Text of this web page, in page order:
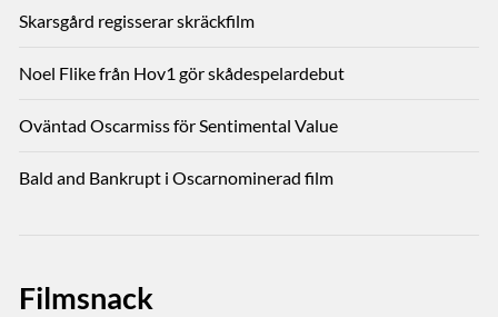
Skarsgård regisserar skräckfilm
Noel Flike från Hov1 gör skådespelardebut
Oväntad Oscarmiss för Sentimental Value
Bald and Bankrupt i Oscarnominerad film
Filmsnack